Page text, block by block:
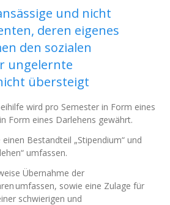
und nicht
deren eigenes
den sozialen
ungelernte
übersteigt
wird pro Semester in Form eines
Form eines Darlehens gewährt.
Bestandteil „Stipendium“ und
umfassen.
Übernahme der
umfassen, sowie eine Zulage für
schwierigen und